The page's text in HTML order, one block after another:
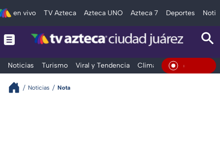
en vivo TV Azteca Azteca UNO Azteca 7 Deportes
Noticias Turismo Viral y Tendencia Clima Deportes En Vivo
Noticias Nota